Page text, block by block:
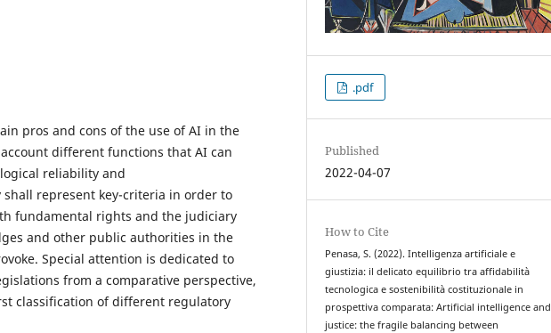
pros and cons of the use of AI in the
different functions that AI can
reliability and
represent key-criteria in order to
fundamental rights and the judiciary
and other public authorities in the
Special attention is dedicated to
from a comparative perspective,
classification of different regulatory
.pdf
Published
2022-04-07
How to Cite
Penasa, S. (2022). Intelligenza artificiale e
giustizia: il delicato equilibrio tra affidabilità
tecnologica e sostenibilità costituzionale in
prospettiva comparata: Artificial intelligence and
justice: the fragile balancing between